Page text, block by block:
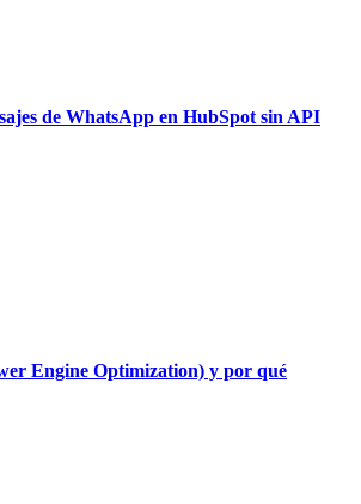
de WhatsApp en HubSpot sin API
Engine Optimization) y por qué